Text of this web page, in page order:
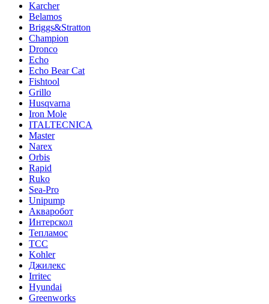
Karcher
Belamos
Briggs&Stratton
Champion
Dronco
Echo
Echo Bear Cat
Fishtool
Grillo
Husqvarna
Iron Mole
ITALTECNICA
Master
Narex
Orbis
Rapid
Ruko
Sea-Pro
Unipump
Акваробот
Интерскол
Тепламос
ТСС
Kohler
Джилекс
Irritec
Hyundai
Greenworks